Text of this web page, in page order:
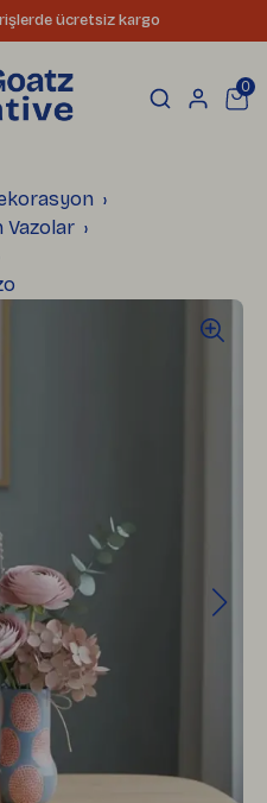
ücretsiz kargo
0
Vazolar